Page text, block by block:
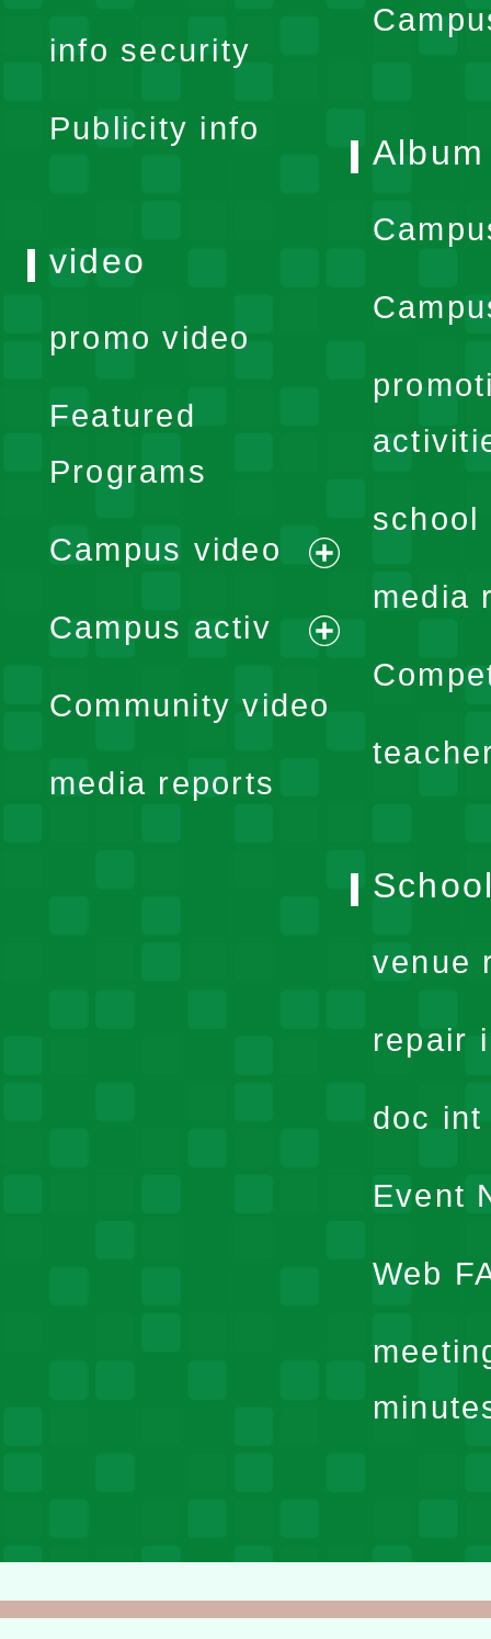
expand
info security
Publicity info
Album
school
media
video
promo video
Featured
Programs
Campus video
expand
menu
Campus activ
expand
Community video
media reports
venue
repair
doc
Event
Web